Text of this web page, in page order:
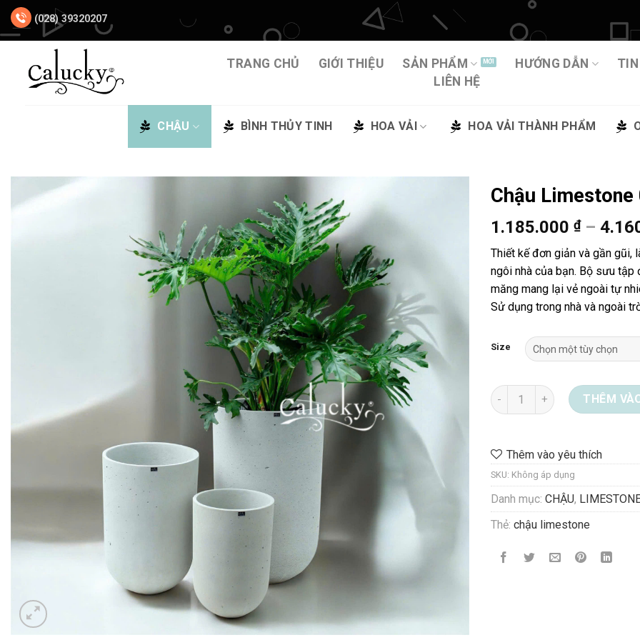
Chuyển
đến
nội
(028) 39320207
TRANG CHỦ GIỚI THIỆU SẢN PHẨM HƯỚNG DẪN
LIÊN HỆ
CHẬU BÌNH THỦY TINH HOA VẢI HOA VẢI THÀNH PHẨM
Chậu
1.185.000 ₫ –
Thiết kế đơn giản và gần gũi,
ngôi nhà của bạn. Bộ sưu
măng mang lại vẻ ngoài tự
Sử dụng trong nhà và ngoài
Size
Chậu Limestone 08-8814 số
THÊM
Thêm vào yêu thích
SKU: Không áp dụng
Danh mục: CHẬU,
Thẻ: chậu limestone